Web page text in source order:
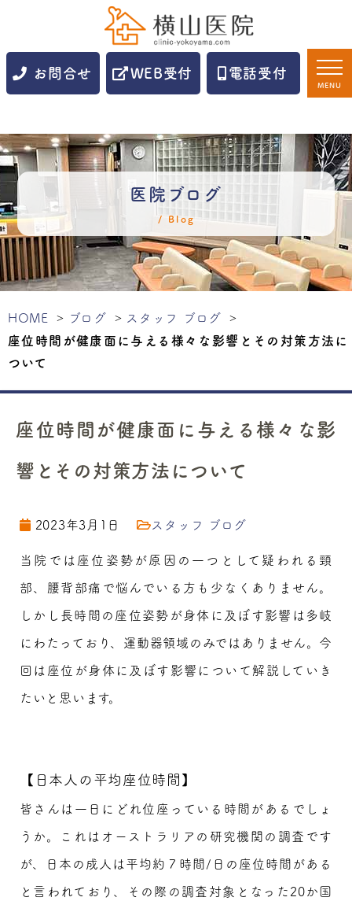
お問合せ WEB受付 電話受付
MENU
医院ブログ
Blog
HOME ブログ
スタッフ ブログ
座位時間が健康面に与える様々な影響とその対策方法に
ついて
座位時間が健康面に与える様々な影
響とその対策方法について
2023年3月1日 スタッフ ブログ
当院では座位姿勢が原因の一つとして疑われる頸
部、腰背部痛で悩んでいる方も少なくありません。
しかし長時間の座位姿勢が身体に及ぼす影響は多岐
にわたっており、運動器領域のみではありません。今
回は座位が身体に及ぼす影響について解説していき
たいと思います。
【日本人の平均座位時間】
皆さんは一日にどれ位座っている時間があるでしょ
うか。これはオーストラリアの研究機関の調査です
が、日本の成人は平均約７時間/日の座位時間がある
と言われており、その際の調査対象となった20か国